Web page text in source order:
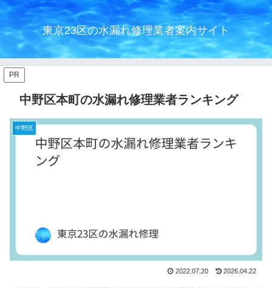
東京23区の水漏れ修理業者案内サイト
PR
中野区本町の水漏れ修理業者ランキング
中野区
2022.07.20 2026.04.22